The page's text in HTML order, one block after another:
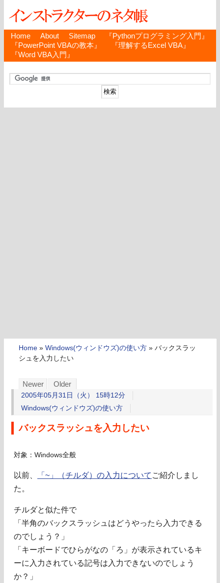
Home About Sitemap
『Pythonプログラミング入門』
『PowerPoint VBAの教本』
『理解するExcel VBA』
『Word VBA入門』
Home » Windows(ウィンドウズ)の使い方 » バックスラッ
シュを入力したい
Newer Older
2005年05月31日（火） 15時12分
Windows(ウィンドウズ)の使い方
バックスラッシュを入力したい
対象：Windows全般
以前、 「~」（チルダ）の入力について ご紹介しまし
た。
チルダと似た件で
「半角のバックスラッシュはどうやったら入力できる
のでしょう？」
「キーボードでひらがなの「ろ」が表示されているキ
ーに入力されている記号は入力できないのでしょう
か？」